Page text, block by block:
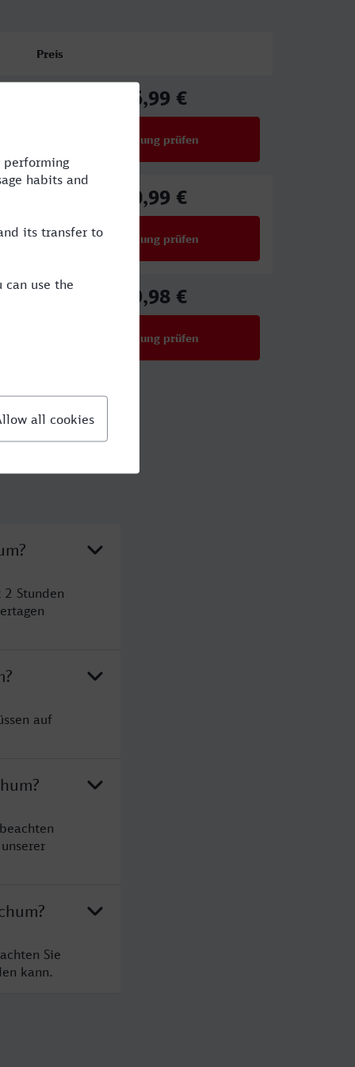
Preis
46,99 €
Verbindung prüfen
40,99 €
Verbindung prüfen
69,98 €
Verbindung prüfen
Stunden
auf
Sie
kann.